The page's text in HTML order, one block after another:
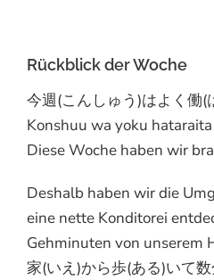
Rückblick der Woche
今週(こんしゅう)はよく働(
Konshuu wa yoku hataraita
Diese Woche haben wir
Deshalb haben wir die
eine nette Konditorei
Gehminuten von unserem
家(いえ)から歩(ある)いて